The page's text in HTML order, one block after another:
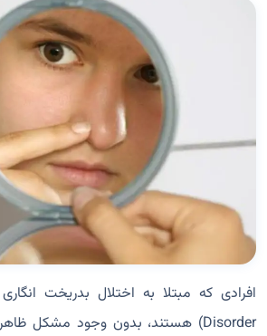
Disorder) هستند، بدون وجود مشکل ظاهری، به